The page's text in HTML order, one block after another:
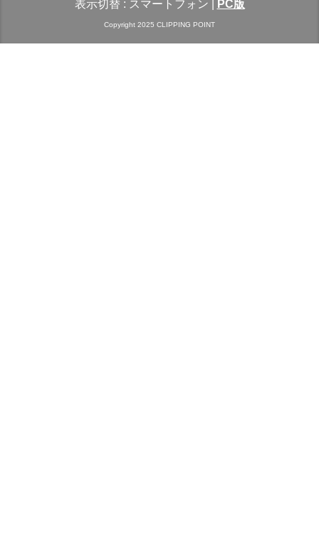
表示切替 : スマートフォン PC版
Copyright 2025 CLIPPING POINT